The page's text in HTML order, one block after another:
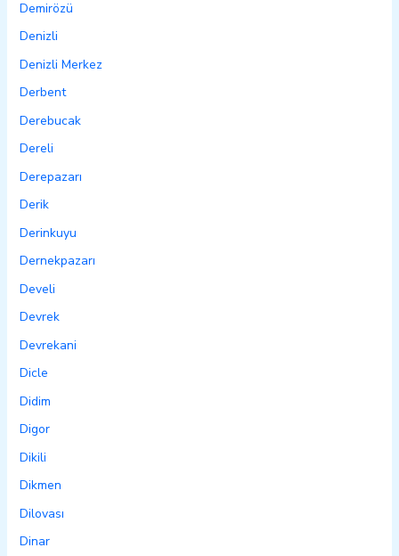
Demirözü
Denizli
Denizli Merkez
Derbent
Derebucak
Dereli
Derepazarı
Derik
Derinkuyu
Dernekpazarı
Develi
Devrek
Devrekani
Dicle
Didim
Digor
Dikili
Dikmen
Dilovası
Dinar